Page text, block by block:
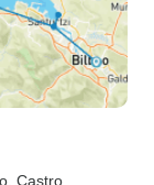
, Castro